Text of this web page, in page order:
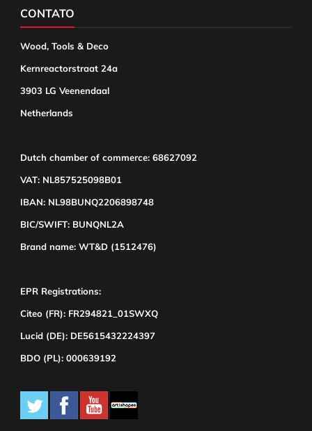
CONTATO
Wood, Tools & Deco
Kernreactorstraat 24a
3903 LG Veenendaal
Netherlands
Dutch chamber of commerce: 68627092
VAT: NL857525098B01
IBAN: NL98BUNQ2206898748
BIC/SWIFT: BUNQNL2A
Brand name: WT&D (1512476)
EPR Registrations:
Citeo (FR): FR294821_01SWXQ
Lucid (DE): DE5615432224397
BDO (PL): 000639192